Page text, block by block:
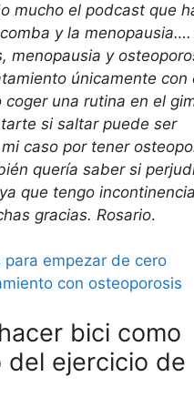
mucho el podcast que
y la
menopausia y
únicamente con
una rutina en el
si saltar puede ser
caso por tener
quería saber si
que tengo
gracias. Rosario.
para empezar de cero
con osteoporosis
bici como
ejercicio de